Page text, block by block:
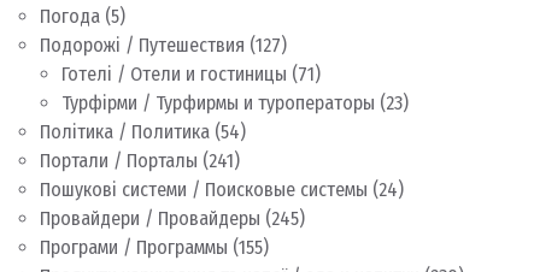
Погода (5)
Подорожі / Путешествия (127)
Готелі / Отели и гостиницы (71)
Турфірми / Турфирмы и туроператоры (23)
Політика / Политика (54)
Портали / Порталы (241)
Пошукові системи / Поисковые системы (24)
Провайдери / Провайдеры (245)
Програми / Программы (155)